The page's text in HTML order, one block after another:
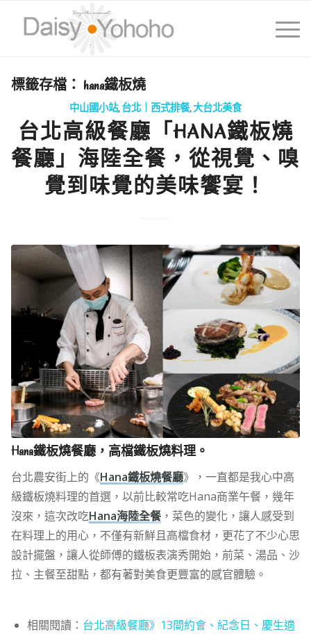
標籤存檔： hana鐵板燒
中山國小站,台北｜西式排餐,大台北美食
台北高級餐廳「HANA鐵板燒
餐廳」海陸全餐，從視覺、嗅
覺到味覺的美味饗宴！
Hana鐵板燒餐廳，高檔鐵板燒料理。
台北農安街上的《Hana鐵板燒餐廳》，一直都是我心中高
級鐵板燒料理的首選，以前比較常吃Hana商業午餐，幾年
沒來，這次改吃Hana海陸全餐，菜色的變化，讓人感受到
在料理上的用心，不僅有新鮮且高檔食材，更花了不少心思
設計擺盤，讓人從師傅的鐵板表演秀開始，前菜、湯品、沙
拉、主餐至甜點，都有著對美食更豐富的感官體驗。
相關閱讀： 台北高級餐廳》13間約會、紀念日、慶生適